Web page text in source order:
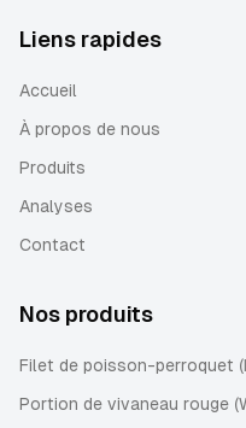
Liens rapides
Accueil
À propos de nous
Produits
Analyses
Contact
Nos produits
Filet de poisson-perroquet
Portion de vivaneau rouge